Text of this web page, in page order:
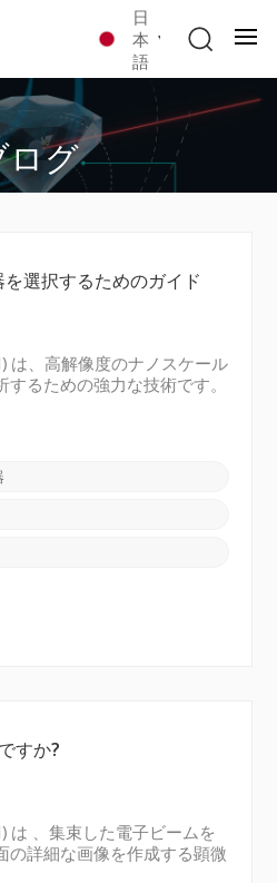
日
本
語
ログ
選択するためのガイド
は、高解像度のナノスケール
るための強力な技術です。
変換する役割を果たしま
重要です。この記事では、
る際に考慮すべき重要な要
撮影モード: SEM 検出器
。最も一般的なイメージン
す。SE イメージングは​​高
ますが、BSE イメージング
であるため、組成分析に適し
すか?
は 、集束した電子ビームを
の詳細な画像を作成する顕微